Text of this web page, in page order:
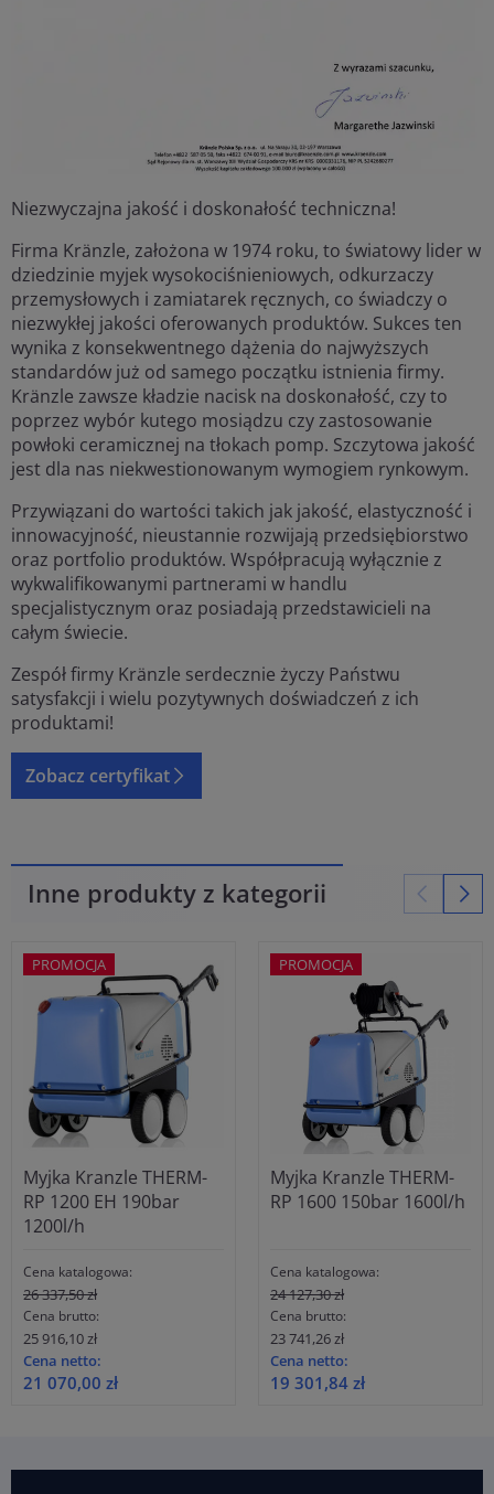
Niezwyczajna jakość i doskonałość techniczna!
Firma Kränzle, założona w 1974 roku, to światowy lider w
dziedzinie myjek wysokociśnieniowych, odkurzaczy
przemysłowych i zamiatarek ręcznych, co świadczy o
niezwykłej jakości oferowanych produktów. Sukces ten
wynika z konsekwentnego dążenia do najwyższych
standardów już od samego początku istnienia firmy.
Kränzle zawsze kładzie nacisk na doskonałość, czy to
poprzez wybór kutego mosiądzu czy zastosowanie
powłoki ceramicznej na tłokach pomp. Szczytowa jakość
jest dla nas niekwestionowanym wymogiem rynkowym.
Przywiązani do wartości takich jak jakość, elastyczność i
innowacyjność, nieustannie rozwijają przedsiębiorstwo
oraz portfolio produktów. Współpracują wyłącznie z
wykwalifikowanymi partnerami w handlu
specjalistycznym oraz posiadają przedstawicieli na
całym świecie.
Zespół firmy Kränzle serdecznie życzy Państwu
satysfakcji i wielu pozytywnych doświadczeń z ich
produktami!
Zobacz certyfikat
Inne produkty z kategorii
Myjka Kranzle THERM-
RP 1200 EH 190bar
1200l/h
Cena katalogowa:
26 337,50 zł
Cena brutto:
25 916,10 zł
Cena netto:
21 070,00 zł
PROMOCJA
Myjka Kranzle THERM-
RP 1600 150bar 1600l/h
Cena katalogowa:
24 127,30 zł
Cena brutto:
23 741,26 zł
Cena netto:
19 301,84 zł
PROMOCJA